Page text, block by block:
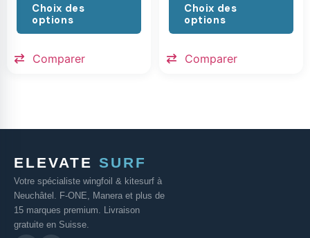
Choix des
options
Comparer
Choix des
options
Comparer
ELEVATE SURF
Votre spécialiste wingfoil & kitesurf à
Neuchâtel. F-ONE, Manera et plus de
15 marques premium. Livraison
gratuite en Suisse.